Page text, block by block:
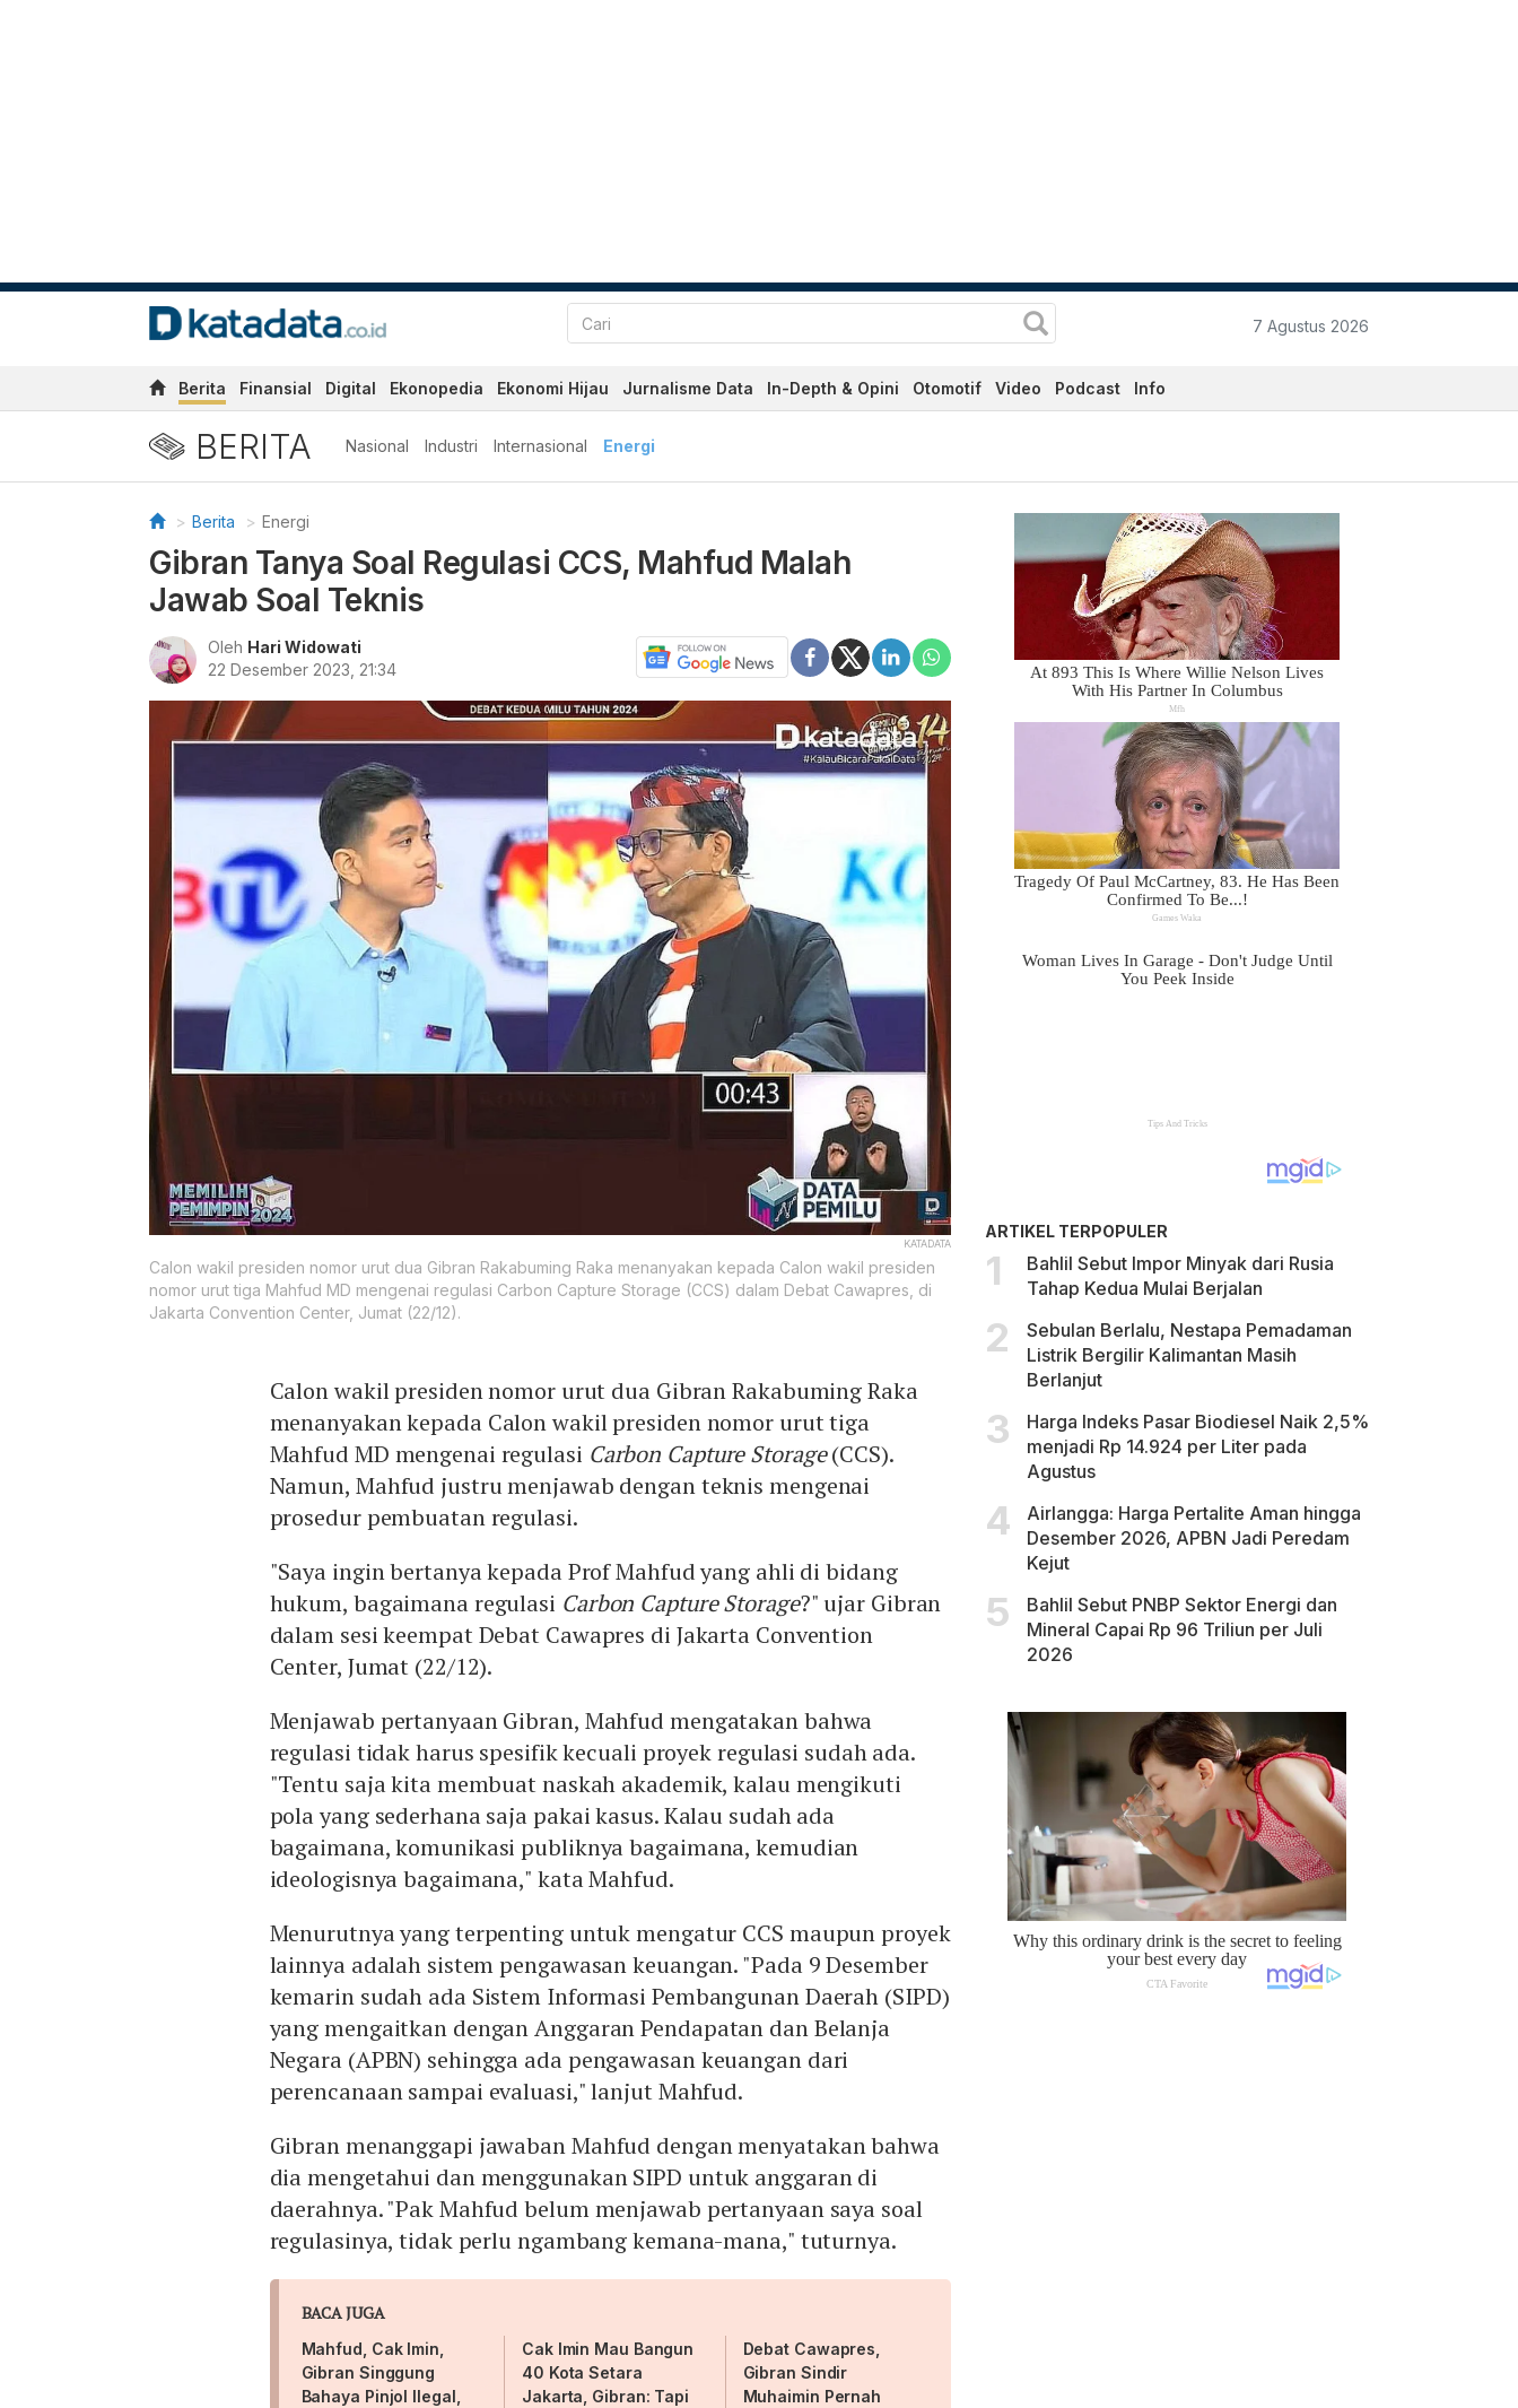
7 Agustus 2026
Berita Finansial Digital Ekonopedia Ekonomi Hijau Jurnalisme Data In-Depth & Opini Otomotif Video Podcast Info
BERITA Nasional Industri Internasional Energi
Berita Energi
Gibran Tanya Soal Regulasi CCS, Mahfud Malah
Jawab Soal Teknis
Oleh Hari Widowati
22 Desember 2023, 21:34
KATADATA
Calon wakil presiden nomor urut dua Gibran Rakabuming Raka menanyakan kepada Calon wakil presiden
nomor urut tiga Mahfud MD mengenai regulasi Carbon Capture Storage (CCS) dalam Debat Cawapres, di
Jakarta Convention Center, Jumat (22/12).
Calon wakil presiden nomor urut dua Gibran Rakabuming Raka
menanyakan kepada Calon wakil presiden nomor urut tiga
Mahfud MD mengenai regulasi Carbon Capture Storage(CCS).
Namun, Mahfud justru menjawab dengan teknis mengenai
prosedur pembuatan regulasi.
"Saya ingin bertanya kepada Prof Mahfud yang ahli di bidang
hukum, bagaimana regulasi Carbon Capture Storage?" ujar Gibran
dalam sesi keempat Debat Cawapres di Jakarta Convention
Center, Jumat (22/12).
Menjawab pertanyaan Gibran, Mahfud mengatakan bahwa
regulasi tidak harus spesifik kecuali proyek regulasi sudah ada.
"Tentu saja kita membuat naskah akademik, kalau mengikuti
pola yang sederhana saja pakai kasus. Kalau sudah ada
bagaimana, komunikasi publiknya bagaimana, kemudian
ideologisnya bagaimana," kata Mahfud.
Menurutnya yang terpenting untuk mengatur CCS maupun proyek
lainnya adalah sistem pengawasan keuangan. "Pada 9 Desember
kemarin sudah ada Sistem Informasi Pembangunan Daerah (SIPD)
yang mengaitkan dengan Anggaran Pendapatan dan Belanja
Negara (APBN) sehingga ada pengawasan keuangan dari
perencanaan sampai evaluasi," lanjut Mahfud.
Gibran menanggapi jawaban Mahfud dengan menyatakan bahwa
dia mengetahui dan menggunakan SIPD untuk anggaran di
daerahnya. "Pak Mahfud belum menjawab pertanyaan saya soal
regulasinya, tidak perlu ngambang kemana-mana," tuturnya.
BACA JUGA
Mahfud, Cak Imin,
Gibran Singgung
Bahaya Pinjol Ilegal,
Cak Imin Mau Bangun
40 Kota Setara
Jakarta, Gibran: Tapi
Debat Cawapres,
Gibran Sindir
Muhaimin Pernah
ARTIKEL TERPOPULER
Bahlil Sebut Impor Minyak dari Rusia
Tahap Kedua Mulai Berjalan
Sebulan Berlalu, Nestapa Pemadaman
Listrik Bergilir Kalimantan Masih
Berlanjut
Harga Indeks Pasar Biodiesel Naik 2,5%
menjadi Rp 14.924 per Liter pada
Agustus
Airlangga: Harga Pertalite Aman hingga
Desember 2026, APBN Jadi Peredam
Kejut
Bahlil Sebut PNBP Sektor Energi dan
Mineral Capai Rp 96 Triliun per Juli
2026